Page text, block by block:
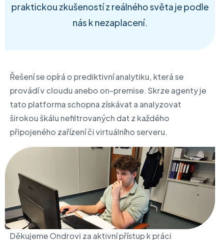
praktickou zkušeností z reálného světa je podle
nás k nezaplacení.
Řešení se opírá o prediktivní analytiku, která se
provádí v cloudu anebo on-premise. Skrze agenty je
tato platforma schopna získávat a analyzovat
širokou škálu nefiltrovaných dat z každého
připojeného zařízení či virtuálního serveru.
Děkujeme Ondrovi za aktivní přístup k práci